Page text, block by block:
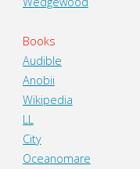
Books
Audible
Anobii
Wikipedia
LL
City
Oceanomare